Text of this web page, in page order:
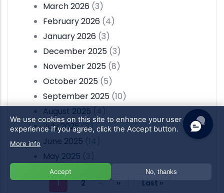
March 2026 (3)
February 2026 (4)
January 2026 (3)
December 2025 (3)
November 2025 (8)
October 2025 (5)
September 2025 (10)
August 2025
July 2025(3)
June 2025
May 2025
Pagination
Current
1 Page
2 … Next
›› Last
Last »
We use cookies on this site to enhance your user
experienceIf you agree, click the Accept button.
More info
Accept No, thanks